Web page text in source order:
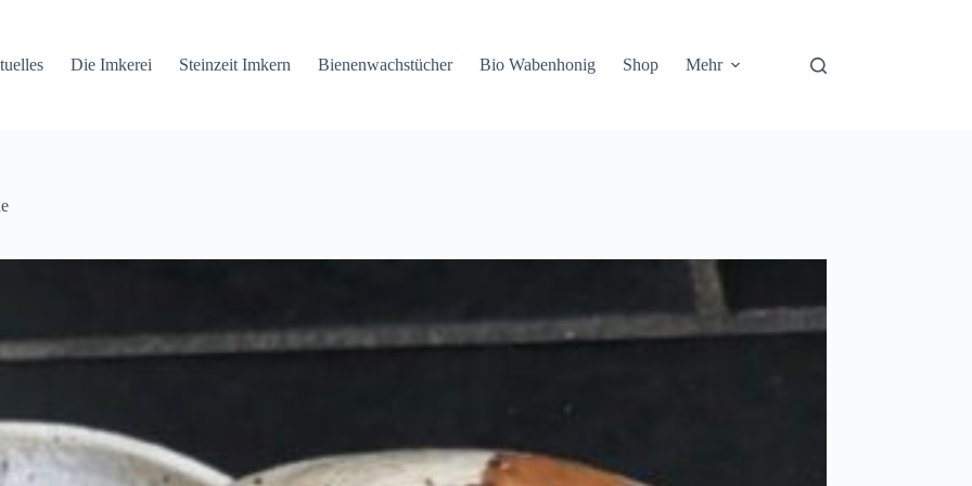
Die Imkerei Steinzeit Imkern Bienenwachstücher Bio Wabenhonig Shop Mehr